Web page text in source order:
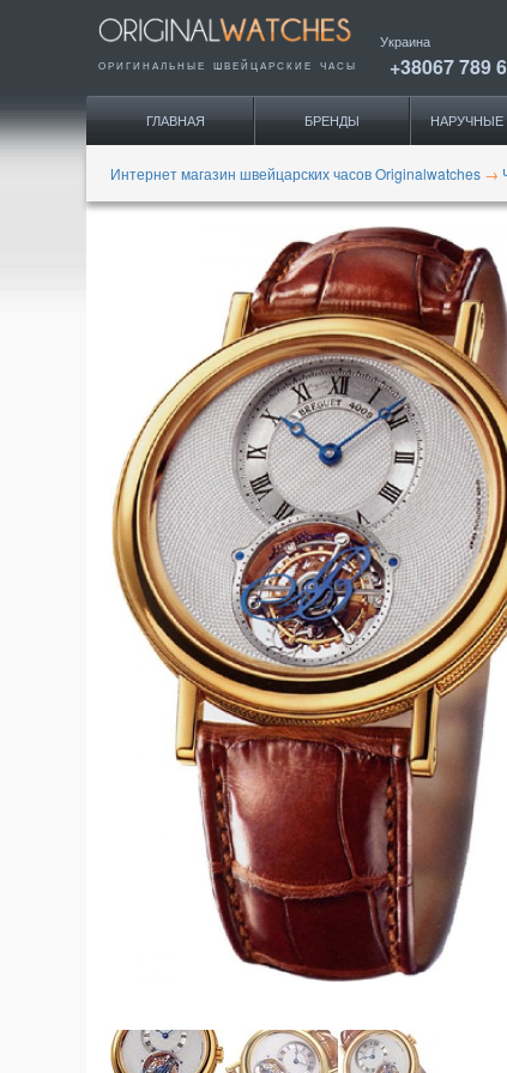
ОРИГИНАЛЬНЫЕ ШВЕЙЦАРСКИЕ ЧАСЫ
Украина
+38067 789
ГЛАВНАЯ БРЕНДЫ
Интернет магазин швейцарских часов Originalwatches →